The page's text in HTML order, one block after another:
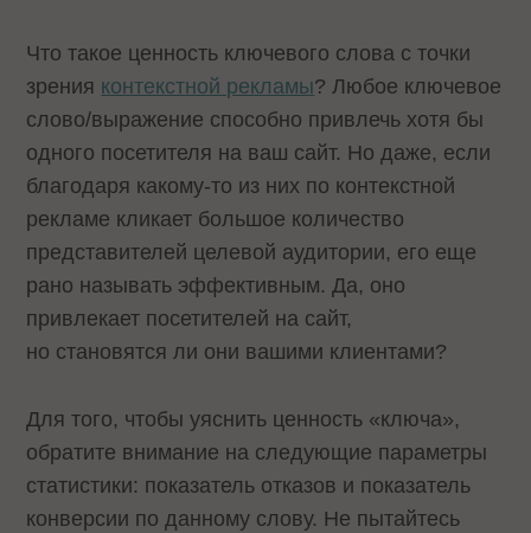
Что такое ценность ключевого слова с точки
зрения контекстной рекламы? Любое ключевое
слово/выражение способно привлечь хотя бы
одного посетителя на ваш сайт. Но даже, если
благодаря какому-то из них по контекстной
рекламе кликает большое количество
представителей целевой аудитории, его еще
рано называть эффективным. Да, оно
привлекает посетителей на сайт,
но становятся ли они вашими клиентами?
Для того, чтобы уяснить ценность «ключа»,
обратите внимание на следующие параметры
статистики: показатель отказов и показатель
конверсии по данному слову. Не пытайтесь